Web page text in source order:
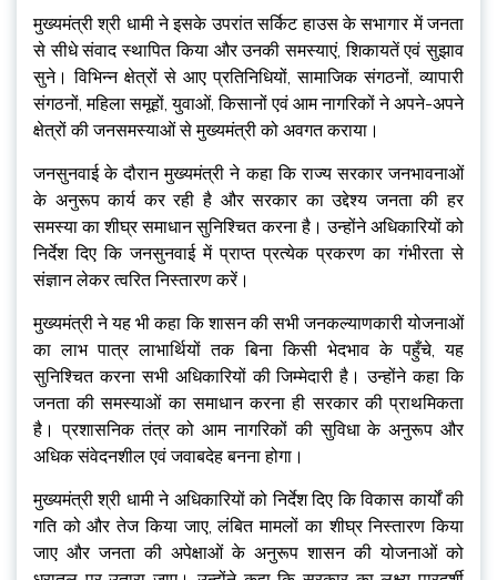
मुख्यमंत्री श्री धामी ने इसके उपरांत सर्किट हाउस के सभागार में जनता
से सीधे संवाद स्थापित किया और उनकी समस्याएं, शिकायतें एवं सुझाव
सुने। विभिन्न क्षेत्रों से आए प्रतिनिधियों, सामाजिक संगठनों, व्यापारी
संगठनों, महिला समूहों, युवाओं, किसानों एवं आम नागरिकों ने अपने-अपने
क्षेत्रों की जनसमस्याओं से मुख्यमंत्री को अवगत कराया।
जनसुनवाई के दौरान मुख्यमंत्री ने कहा कि राज्य सरकार जनभावनाओं
के अनुरूप कार्य कर रही है और सरकार का उद्देश्य जनता की हर
समस्या का शीघ्र समाधान सुनिश्चित करना है। उन्होंने अधिकारियों को
निर्देश दिए कि जनसुनवाई में प्राप्त प्रत्येक प्रकरण का गंभीरता से
संज्ञान लेकर त्वरित निस्तारण करें।
मुख्यमंत्री ने यह भी कहा कि शासन की सभी जनकल्याणकारी योजनाओं
का लाभ पात्र लाभार्थियों तक बिना किसी भेदभाव के पहुँचे, यह
सुनिश्चित करना सभी अधिकारियों की जिम्मेदारी है। उन्होंने कहा कि
जनता की समस्याओं का समाधान करना ही सरकार की प्राथमिकता
है। प्रशासनिक तंत्र को आम नागरिकों की सुविधा के अनुरूप और
अधिक संवेदनशील एवं जवाबदेह बनना होगा।
मुख्यमंत्री श्री धामी ने अधिकारियों को निर्देश दिए कि विकास कार्यों की
गति को और तेज किया जाए, लंबित मामलों का शीघ्र निस्तारण किया
जाए और जनता की अपेक्षाओं के अनुरूप शासन की योजनाओं को